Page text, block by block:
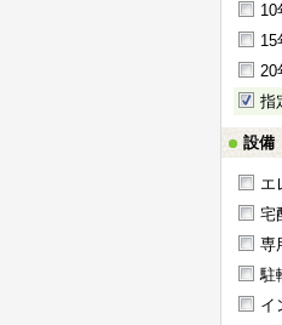
10
15
20
指
設備
エ
宅
専
駐
イ